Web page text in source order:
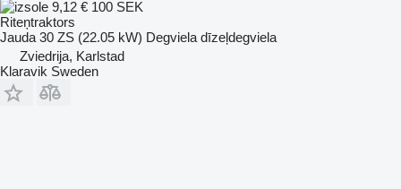
9,12 € 100 SEK
Riteņtraktors
Jauda 30 ZS (22.05 kW) Degviela dīzeļdegviela
Zviedrija, Karlstad
Klaravik Sweden